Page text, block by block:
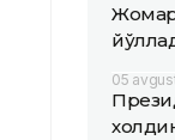
05